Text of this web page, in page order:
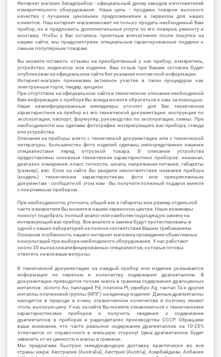
Интернет магазин Западприбор - официальный дилер заводов изготовителей
измерительного оборудования. Наша цель - продажа товаров высокого
качества с лучшими ценовыми предложениями и сервисом для наших
клиентов. Наш интернет магазинможет не только продать необходимый Вам
прибор, но и предложить дополнительные услуги по его поверке, ремонту и
монтажу. Чтобы у Вас остались приятные впечатления после покупки на
нашем сайте, мы предусмотрели специальные гарантированные подарки к
самым популярным товарам.
Вы можете оставить отзывы на приобретенный у нас прибор, измеритель,
устройство, индикатор или изделие. Ваш отзыв при Вашем согласии будет
опубликован на официальном сайте без указания контактной информации.
Интернет-магазин принимаем активное участие в таких процедурах как
электронные торги, тендер, аукцион.
При отсутствии на официальном сайте в техническом описании необходимой
Вам информации о приборе Вы всегда можете обратиться к нам за помощью.
Наши квалифицированные менеджеры уточнят для Вас технические
характеристики на прибор из его технической документации: инструкция по
эксплуатации, паспорт, формуляр, руководство по эксплуатации, схемы. При
необходимости мы сделаем фотографии интересующего вас прибора, стенда
или устройства.
Описание на приборы взято с технической документации или с технической
литературы. Большинство фото изделий сделаны непосредственно нашими
специалистами перед отгрузкой товара. В описании устройства
предоставлены основные технические характеристики приборов: номинал,
диапазон измерения, класс точности, шкала, напряжение питания, габариты
(размер), вес. Если на сайте Вы увидели несоответствие названия прибора
(модель) техническим характеристикам, фото или прикрепленным
документам - сообщите об этом нам - Вы получите полезный подарок вместе
с покупаемым прибором.
При необходимости, уточнить общий вес и габариты или размер отдельной
части измерителя Вы можете в нашем сервисном центре. Наши инженеры
помогут подобрать полный аналог или наиболее подходящую замену на
интересующий вас прибор. Все аналоги и замена будут протестированы в
одной с наших лабораторий на полное соответствие Вашим требованиям.
Основная особенность нашего интернет магазина проведение объективных
консультаций при выборе необходимого оборудования. У нас работают
около 20 высококвалифицированных специалистов, которые готовы
ответить на все ваши вопросы.
В технической документации на каждый прибор или изделие указывается
информация по перечню и количеству содержания драгметаллов. В
документации приводится точная масса в граммах содержания драгоценных
металлов: золото Au, палладий Pd, платина Pt, серебро Ag, тантал Ta и другие
металлы платиновой группы (МПГ) на единицу изделия. Данные драгметаллы
находятся в природе в очень ограниченном количестве и поэтому имеют
столь высокую цену. У нас на сайте Вы можете ознакомиться с техническими
характеристиками приборов и получить сведения о содержании
драгметаллов в приборах и радиодеталях производства СССР. Обращаем
ваше внимание, что часто реальное содержание драгметаллов на 10-25%
отличается от справочного в меньшую сторону! Цена драгметаллов будет
зависить от их ценности и массы в граммах.
Мы предлагаем быструю международную доставку практически во все
страны мира: Австралия (Australia), Австрия (Austria), Азербайджан, Албания